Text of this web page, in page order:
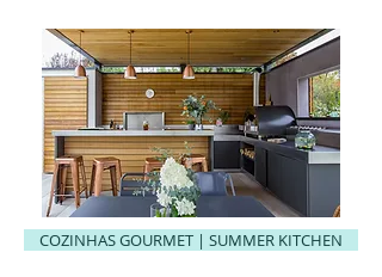
COZINHAS GOURMET | SUMMER KITCHEN